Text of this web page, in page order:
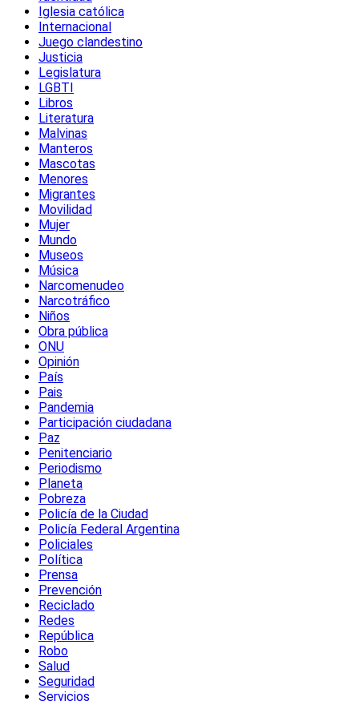
Iglesia católica
Internacional
Juego clandestino
Justicia
Legislatura
LGBTI
Libros
Literatura
Malvinas
Manteros
Mascotas
Menores
Migrantes
Movilidad
Mujer
Mundo
Museos
Música
Narcomenudeo
Narcotráfico
Niños
Obra pública
ONU
Opinión
País
Pais
Pandemia
Participación ciudadana
Paz
Penitenciario
Periodismo
Planeta
Pobreza
Policía de la Ciudad
Policía Federal Argentina
Policiales
Política
Prensa
Prevención
Reciclado
Redes
República
Robo
Salud
Seguridad
Servicios